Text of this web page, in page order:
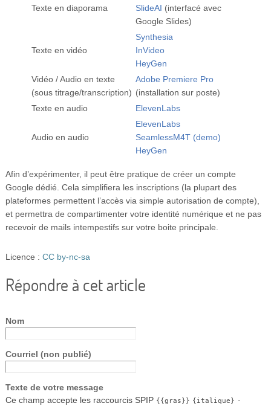
Texte en diaporama
SlideAI (interfacé avec
Google Slides)
Texte en vidéo
Synthesia
InVideo
HeyGen
Vidéo / Audio en texte
(sous titrage/transcription)
Adobe Premiere Pro
(installation sur poste)
Texte en audio
ElevenLabs
Audio en audio
ElevenLabs
SeamlessM4T (demo)
HeyGen
Afin d’expérimenter, il peut être pratique de créer un compte
Google dédié. Cela simplifiera les inscriptions (la plupart des
plateformes permettent l’accès via simple autorisation de compte),
et permettra de compartimenter votre identité numérique et ne pas
recevoir de mails intempestifs sur votre boite principale.
Licence : CC by-nc-sa
Répondre à cet article
Nom
Courriel (non publié)
Texte de votre message
Ce champ accepte les raccourcis SPIP {{gras}} {italique} -